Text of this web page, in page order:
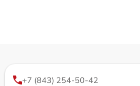
+7 (843) 254-50-42